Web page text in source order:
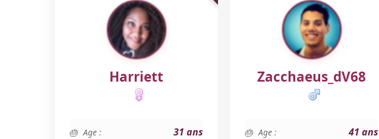
Harriett
Age : 31 ans
Zacchaeus_dV68
Age : 41 ans